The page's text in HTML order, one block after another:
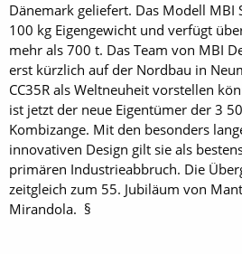
Dänemark geliefert. Das Modell MBI
100 kg Eigengewicht und verfügt
mehr als 700 t. Das Team von MBI
erst kürzlich auf der Nordbau in
CC35R als Weltneuheit vorstellen
ist jetzt der neue Eigentümer der 3
Kombizange. Mit den besonders
innovativen Design gilt sie als
primären Industrieabbruch. Die
zeitgleich zum 55. Jubiläum von
Mirandola. §